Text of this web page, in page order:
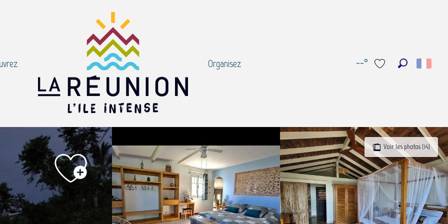
--°
Organisez
Voir les photos (14)